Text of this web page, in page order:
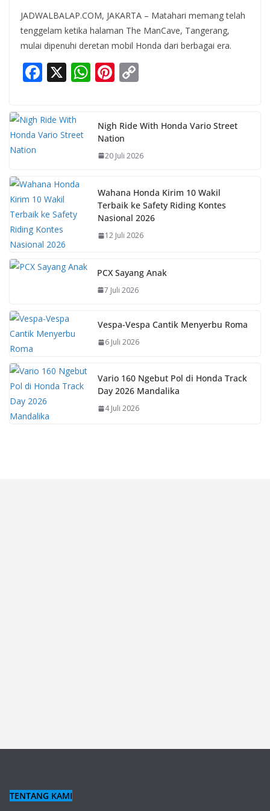
JADWALBALAP.COM, JAKARTA – Matahari memang telah
tenggelam ketika halaman The ManCave, Tangerang,
mulai dipenuhi deretan mobil Honda dari berbagai era.
F
e
b
k
X W
s
A
p
Pi
e
st
y
Li
k
Nigh Ride With Honda Vario Street
Nation
20 Juli 2026
Wahana Honda Kirim 10 Wakil
Terbaik ke Safety Riding Kontes
Nasional 2026
12 Juli 2026
PCX Sayang Anak
7 Juli 2026
Vespa-Vespa Cantik Menyerbu Roma
6 Juli 2026
Vario 160 Ngebut Pol di Honda Track
Day 2026 Mandalika
4 Juli 2026
TENTANG KAMI